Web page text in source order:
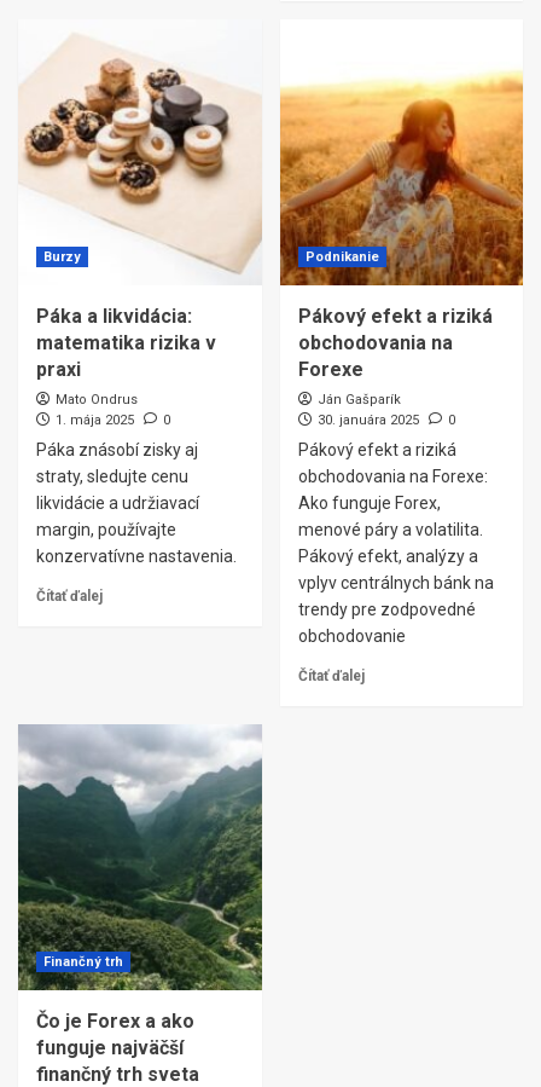
Burzy
Páka a likvidácia:
matematika rizika v
praxi
Mato Ondrus
1. mája 2025
0
Páka znásobí zisky aj
straty, sledujte cenu
likvidácie a udržiavací
margin, používajte
konzervatívne nastavenia.
Čítať ďalej
Podnikanie
Pákový efekt a riziká
obchodovania na
Forexe
Ján Gašparík
30. januára 2025
0
Pákový efekt a riziká
obchodovania na Forexe:
Ako funguje Forex,
menové páry a volatilita.
Pákový efekt, analýzy a
vplyv centrálnych bánk na
trendy pre zodpovedné
obchodovanie
Čítať ďalej
Finančný trh
Čo je Forex a ako
funguje najväčší
finančný trh sveta